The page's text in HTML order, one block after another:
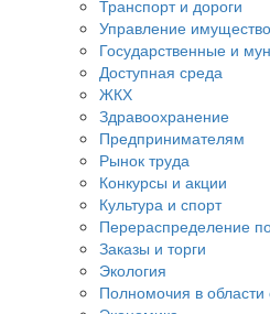
Транспорт и дороги
Управление
Государственные и
Доступная среда
ЖКХ
Здравоохранение
Предпринимателям
Рынок труда
Конкурсы и акции
Культура и спорт
Перераспределение
Заказы и торги
Экология
Полномочия в